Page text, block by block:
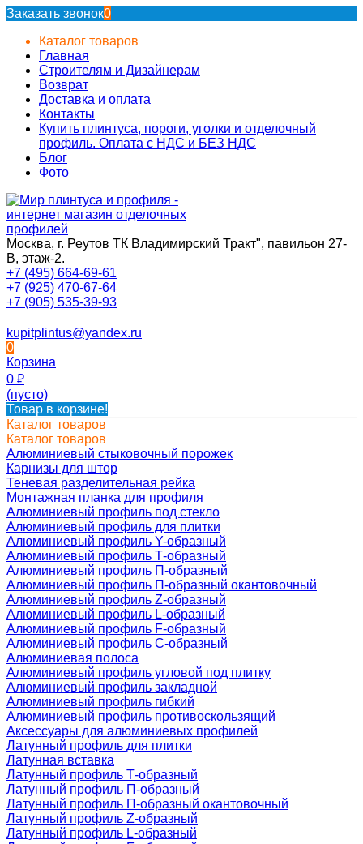
Заказать звонок0
Каталог товаров
Главная
Строителям и Дизайнерам
Возврат
Доставка и оплата
Контакты
Купить плинтуса, пороги, уголки и отделочный
профиль. Оплата с НДС и БЕЗ НДС
Блог
Фото
Москва, г. Реутов ТК Владимирский Тракт", павильон 27-
В, этаж-2.
+7 (495) 664-69-61
+7 (925) 470-67-64
+7 (905) 535-39-93
kupitplintus@yandex.ru
0
Корзина
0 ₽
(пусто)
Товар в корзине!
Каталог товаров
Каталог товаров
Алюминиевый стыковочный порожек
Карнизы для штор
Теневая разделительная рейка
Монтажная планка для профиля
Алюминиевый профиль под стекло
Алюминиевый профиль для плитки
Алюминиевый профиль Y-образный
Алюминиевый профиль Т-образный
Алюминиевый профиль П-образный
Алюминиевый профиль П-образный окантовочный
Алюминиевый профиль Z-образный
Алюминиевый профиль L-образный
Алюминиевый профиль F-образный
Алюминиевый профиль C-образный
Алюминиевая полоса
Алюминиевый профиль угловой под плитку
Алюминиевый профиль закладной
Алюминиевый профиль гибкий
Алюминиевый профиль противоскользящий
Аксессуары для алюминиевых профилей
Латунный профиль для плитки
Латунная вставка
Латунный профиль Т-образный
Латунный профиль П-образный
Латунный профиль П-образный окантовочный
Латунный профиль Z-образный
Латунный профиль L-образный